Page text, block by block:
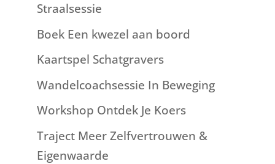
Straalsessie
Boek Een kwezel aan boord
Kaartspel Schatgravers
Wandelcoachsessie In Beweging
Workshop Ontdek Je Koers
Traject Meer Zelfvertrouwen &
Eigenwaarde